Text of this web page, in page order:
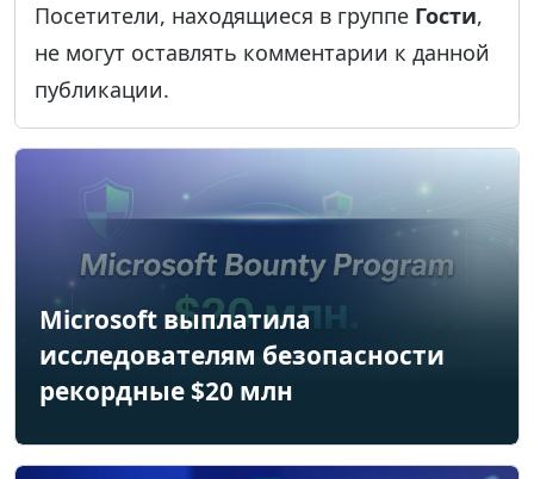
Посетители, находящиеся в группе Гости,
не могут оставлять комментарии к данной
публикации.
Microsoft выплатила
исследователям безопасности
рекордные $20 млн